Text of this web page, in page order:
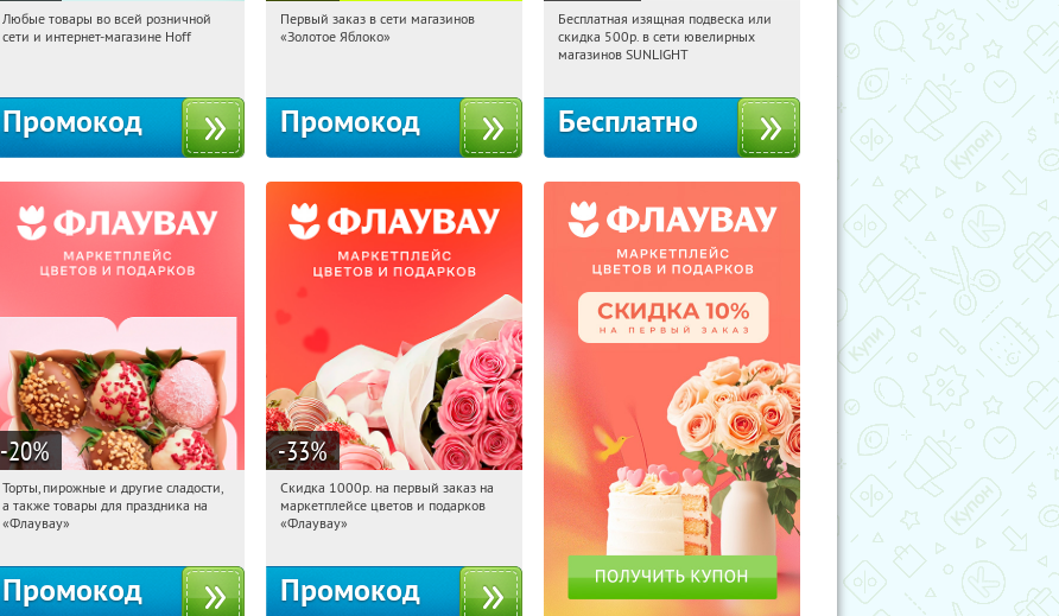
09:36:35 Получили:
Любые товары во всей розничной
сети и интернет-магазине Hoff
Промокод
09:36:35
Получи первым!
Первый заказ в сети магазинов
«Золотое Яблоко»
Промокод
09:36:35 Получили:
Россия
Бесплатная изящная подвеска или
скидка 500р. в сети ювелирных
магазинов SUNLIGHT
Бесплатно
-20%
09:36:35 Получили:
Россия
Торты, пирожные и другие сладости,
а также товары для праздника на
«Флаувау»
Промокод
-33%
09:36:35 Получили:
Россия
Скидка 1000р. на первый заказ на
маркетплейсе цветов и подарков
«Флаувау»
Промокод